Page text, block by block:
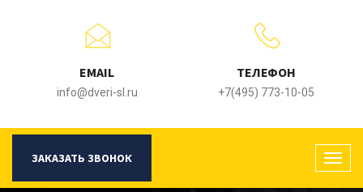
EMAIL
info@dveri-sl.ru
ТЕЛЕФОН
+7(495) 773-10-05
ЗАКАЗАТЬ ЗВОНОК